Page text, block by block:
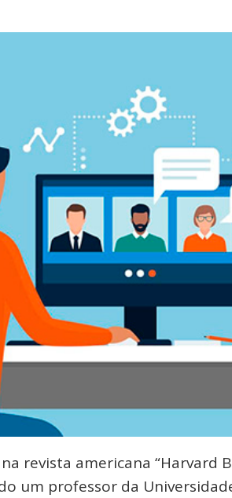
revista americana “Harvard
um professor da